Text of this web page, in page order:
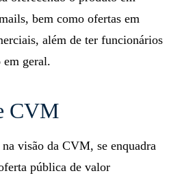
bem como ofertas em
além de ter funcionários
em geral.
CVM
visão da CVM, se enquadra
pública de valor